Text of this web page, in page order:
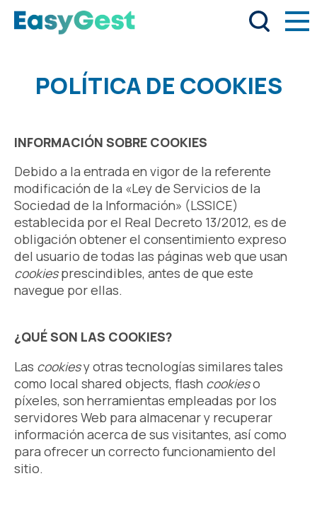
POLÍTICA DE COOKIES
INFORMACIÓN SOBRE COOKIES
Debido a la entrada en vigor de la referente
modificación de la «Ley de Servicios de la
Sociedad de la Información» (LSSICE)
establecida por el Real Decreto 13/2012, es de
obligación obtener el consentimiento expreso
del usuario de todas las páginas web que usan
cookiesprescindibles, antes de que este
navegue por ellas.
¿QUÉ SON LAS COOKIES?
Las cookiesy otras tecnologías similares tales
como local shared objects, flash cookieso
píxeles, son herramientas empleadas por los
servidores Web para almacenar y recuperar
información acerca de sus visitantes, así como
para ofrecer un correcto funcionamiento del
sitio.